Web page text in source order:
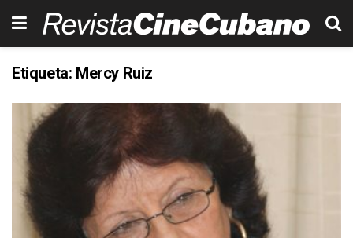
Etiqueta: Mercy Ruiz